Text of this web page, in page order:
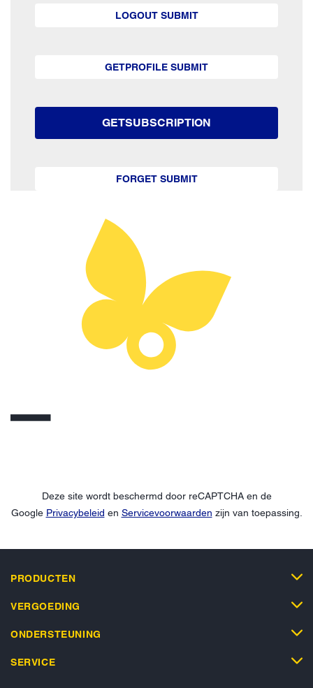
LOGOUT SUBMIT
GETPROFILE SUBMIT
GETSUBSCRIPTION
FORGET SUBMIT
Deze site wordt beschermd door reCAPTCHA en de
Google Privacybeleid en Servicevoorwaarden zijn van toepassing.
PRODUCTEN
VERGOEDING
ONDERSTEUNING
SERVICE